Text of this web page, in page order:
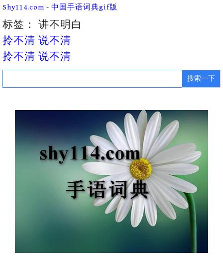
Skip
content
Shy114.com - 中国手语词典gif版
标签： 讲不明白
拎不清 说不清
拎不清 说不清
Search